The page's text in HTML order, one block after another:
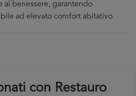
al benessere, garantendo
ad elevato comfort abitativo.
con Restauro